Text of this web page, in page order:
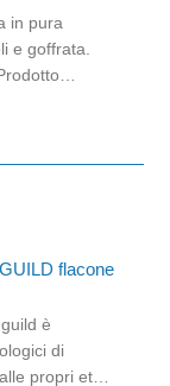
in pura
e goffrata.
flacone
è
di
propri età